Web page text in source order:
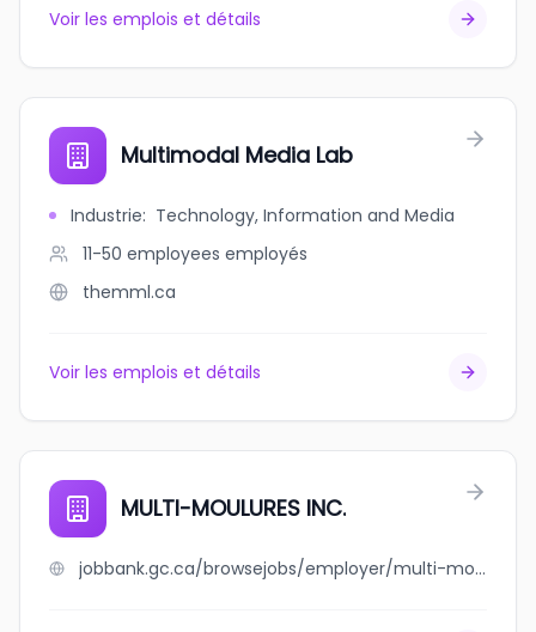
Voir les emplois et détails
Multimodal Media Lab
Industrie: Technology, Information and Media
11-50 employees employés
themml.ca
Voir les emplois et détails
MULTI-MOULURES INC.
jobbank.gc.ca/browsejobs/employer/multi-moulures+inc./ca